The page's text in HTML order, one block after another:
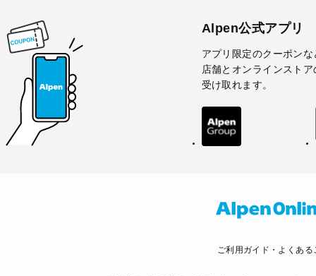
Alpen公式アプリ
アプリ限定のクーポンな
店舗とオンラインスト
受け取れます。
ご利用ガイド・よくある